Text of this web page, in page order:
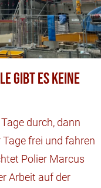
gibt es keine
durch, dann
frei und fahren
Polier Marcus
Arbeit auf der